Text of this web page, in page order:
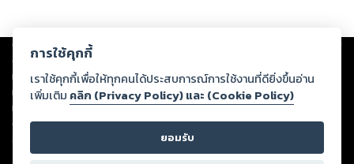
Copyright © 2026
ต่อผลงานหรือเนื้อหาใดที่อัปโหลดผ่านเว็บไซต์และปรากฏว่าละเมิดสิทธิใน
ทรัพย์สินทางปัญญาของบุคคลอื่นหรือขัดต่อกฎหมายและศีลธรรม ดังนั้น ผู้อ่าน
ทุกท่านโปรดใช้วิจารณญาณในการกลั่นกรองด้วยตนเอง และหากท่านพบว่าส่วน
หนึ่งส่วนใดขัดต่อกฎหมายและศีลธรรม กรุณาแจ้งมายังบริษัท เพื่อทีมงานจะได้
ดำเนินการในทันที ทั้งนี้ ทางสตอรี่ล็อกขอสงวนลิขสิทธิ์ตามพระราชบัญญัติ
ลิขสิทธิ์ พ.ศ. 2537 (ฉบับล่าสุด)
การใช้คุกกี้
เราใช้คุกกี้เพื่อให้ทุกคนได้ประสบการณ์การใช้งานที่ดียิ่งขึ้นอ่าน
เพิ่มเติม คลิก (Privacy Policy) และ (Cookie Policy)
ยอมรับ